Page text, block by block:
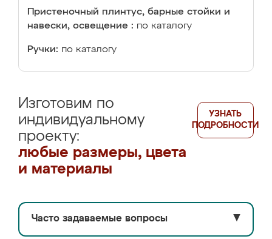
Пристеночный плинтус, барные стойки и
навески, освещение : по каталогу
Ручки: по каталогу
Изготовим по
индивидуальному
проекту:
любые размеры, цвета
и материалы
УЗНАТЬ
ПОДРОБНОСТИ
Часто задаваемые вопросы ▼